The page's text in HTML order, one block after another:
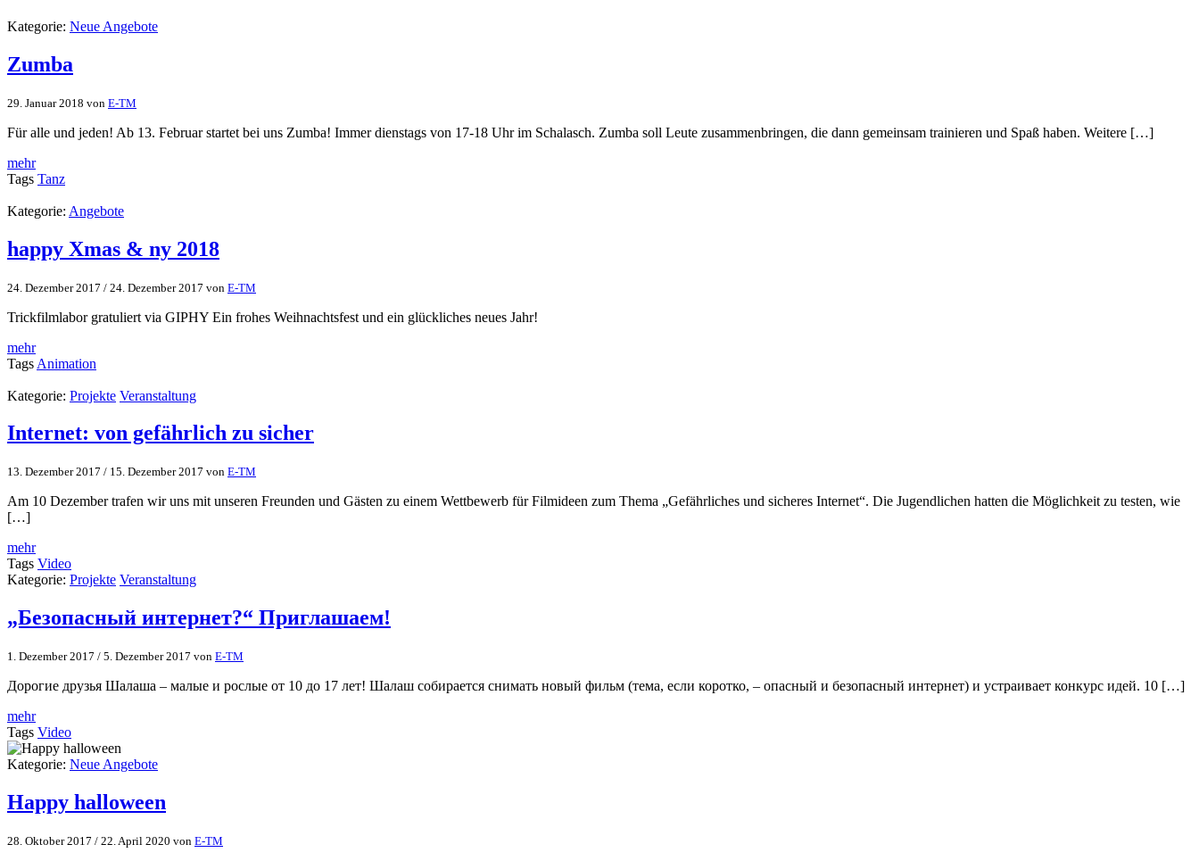
Kategorie: Neue Angebote
Zumba
29. Januar 2018 von E-TM
Für alle und jeden! Ab 13. Februar startet bei uns Zumba! Immer dienstags von 17-18 Uhr im Schalasch. Zumba soll Leute zusammenbringen, die dann gemeinsam trainieren und Spaß haben. Weitere […]
mehr
Tags Tanz
Kategorie: Angebote
happy Xmas & ny 2018
24. Dezember 2017 / 24. Dezember 2017 von E-TM
Trickfilmlabor gratuliert via GIPHY Ein frohes Weihnachtsfest und ein glückliches neues Jahr!
mehr
Tags Animation
Kategorie: Projekte Veranstaltung
Internet: von gefährlich zu sicher
13. Dezember 2017 / 15. Dezember 2017 von E-TM
Am 10 Dezember trafen wir uns mit unseren Freunden und Gästen zu einem Wettbewerb für Filmideen zum Thema „Gefährliches und sicheres Internet“. Die Jugendlichen hatten die Möglichkeit zu testen, wie
[…]
mehr
Tags Video
Kategorie: Projekte Veranstaltung
„Безопасный интернет?“ Приглашаем!
1. Dezember 2017 / 5. Dezember 2017 von E-TM
Дорогие друзья Шалаша – малые и рослые от 10 до 17 лет! Шалаш собирается снимать новый фильм (тема, если коротко, – опасный и безопасный интернет) и устраивает конкурс идей. 10 […]
mehr
Tags Video
Kategorie: Neue Angebote
Happy halloween
28. Oktober 2017 / 22. April 2020 von E-TM